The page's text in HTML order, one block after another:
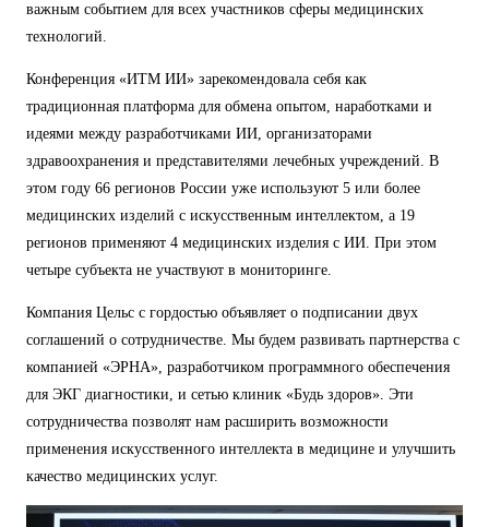
важным событием для всех участников сферы медицинских
технологий.
Конференция «ИТМ ИИ» зарекомендовала себя как
традиционная платформа для обмена опытом, наработками и
идеями между разработчиками ИИ, организаторами
здравоохранения и представителями лечебных учреждений. В
этом году 66 регионов России уже используют 5 или более
медицинских изделий с искусственным интеллектом, а 19
регионов применяют 4 медицинских изделия с ИИ. При этом
четыре субъекта не участвуют в мониторинге.
Компания Цельс с гордостью объявляет о подписании двух
соглашений о сотрудничестве. Мы будем развивать партнерства с
компанией «ЭРНА», разработчиком программного обеспечения
для ЭКГ диагностики, и сетью клиник «Будь здоров». Эти
сотрудничества позволят нам расширить возможности
применения искусственного интеллекта в медицине и улучшить
качество медицинских услуг.